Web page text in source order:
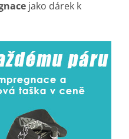
jako dárek k